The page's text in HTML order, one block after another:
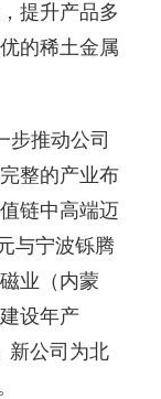
提升产品多
的稀土金属
步推动公司
整的产业布
链中高端迈
与宁波铄腾
业（内蒙
设年产
新公司为北